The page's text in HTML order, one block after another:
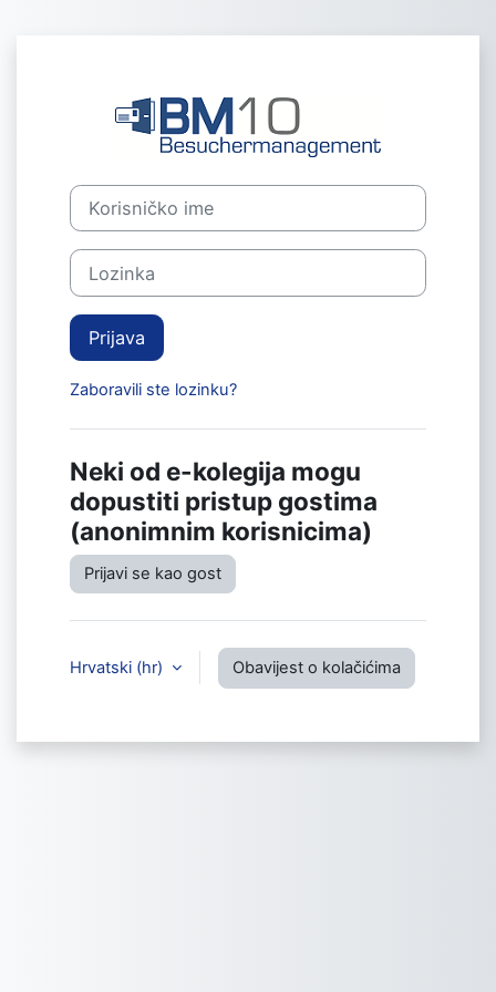
Prijavi se na
Korisničko ime
Lozinka
Prijava
Zaboravili ste lozinku?
Neki od e-kolegija mogu
dopustiti pristup gostima
(anonimnim korisnicima)
Prijavi se kao gost
Hrvatski ‎(hr)‎ Obavijest o kolačićima